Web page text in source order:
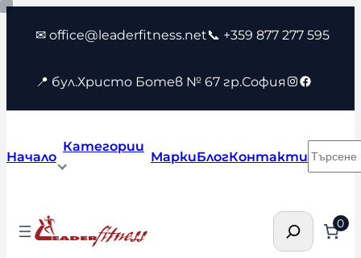
Към
съдържанието
✉ office@leaderfitness.net📞 +359 877 277 595
📍 бул.Христо Ботев № 67 гр.София Instagram
Facebook
Начало
Категории
МаркиБлогКонтакти
Търсене 0